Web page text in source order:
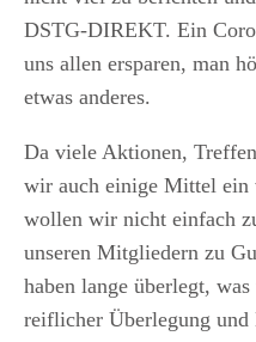
DSTG-DIREKT. Ein
uns allen ersparen, man
etwas anderes.
Da viele Aktionen,
wir auch einige Mittel ein
wollen wir nicht einfach
unseren Mitgliedern zu
haben lange überlegt,
reiflicher Überlegung und